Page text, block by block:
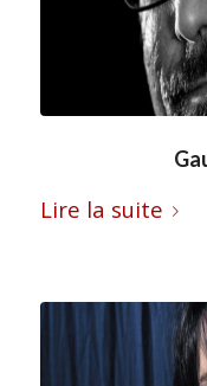
Lire la suite